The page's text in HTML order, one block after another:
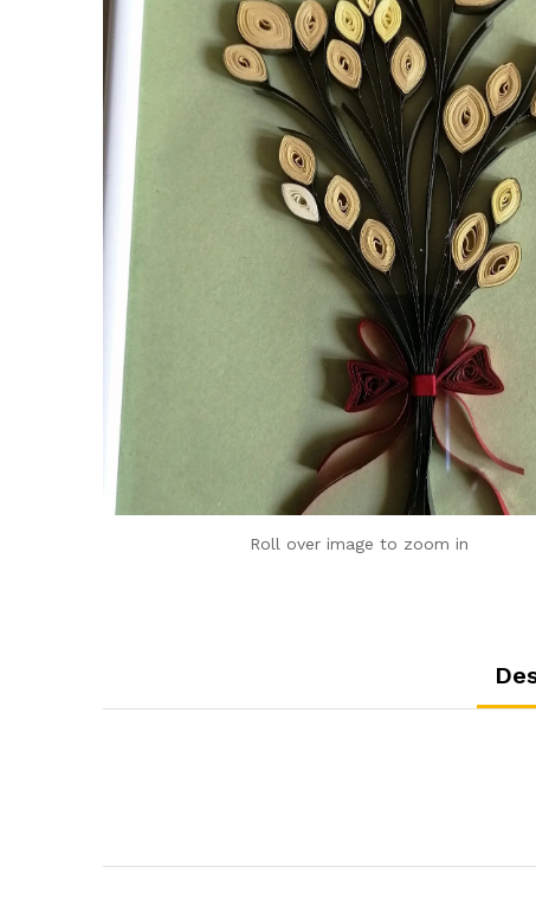
Roll over image to zoom in